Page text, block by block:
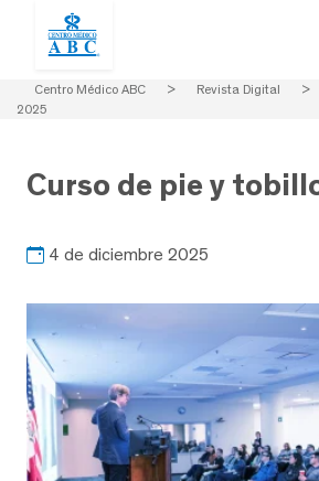
Centro Médico ABC > Revista Digital >
2025
Curso de pie y
4 de diciembre 2025